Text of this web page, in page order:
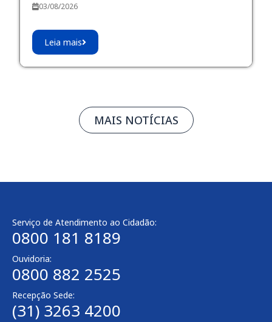
03/08/2026
Leia mais
MAIS NOTÍCIAS
Serviço de Atendimento ao Cidadão:
0800 181 8189
Ouvidoria:
0800 882 2525
Recepção Sede:
(31) 3263 4200